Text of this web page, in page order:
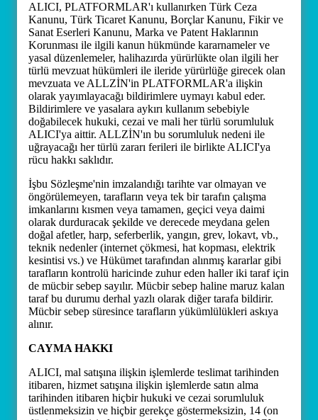
ALICI, PLATFORMLAR'ı kullanırken Türk Ceza
Kanunu, Türk Ticaret Kanunu, Borçlar Kanunu, Fikir ve
Sanat Eserleri Kanunu, Marka ve Patent Haklarının
Korunması ile ilgili kanun hükmünde kararnameler ve
yasal düzenlemeler, halihazırda yürürlükte olan ilgili her
türlü mevzuat hükümleri ile ileride yürürlüğe girecek olan
mevzuata ve ALLZİN'in PLATFORMLAR'a ilişkin
olarak yayımlayacağı bildirimlere uymayı kabul eder.
Bildirimlere ve yasalara aykırı kullanım sebebiyle
doğabilecek hukuki, cezai ve mali her türlü sorumluluk
ALICI'ya aittir. ALLZİN'ın bu sorumluluk nedeni ile
uğrayacağı her türlü zararı ferileri ile birlikte ALICI'ya
rücu hakkı saklıdır.
İşbu Sözleşme'nin imzalandığı tarihte var olmayan ve
öngörülemeyen, tarafların veya tek bir tarafın çalışma
imkanlarını kısmen veya tamamen, geçici veya daimi
olarak durduracak şekilde ve derecede meydana gelen
doğal afetler, harp, seferberlik, yangın, grev, lokavt, vb.,
teknik nedenler (internet çökmesi, hat kopması, elektrik
kesintisi vs.) ve Hükümet tarafından alınmış kararlar gibi
tarafların kontrolü haricinde zuhur eden haller iki taraf için
de mücbir sebep sayılır. Mücbir sebep haline maruz kalan
taraf bu durumu derhal yazlı olarak diğer tarafa bildirir.
Mücbir sebep süresince tarafların yükümlülükleri askıya
alınır.
CAYMA HAKKI
ALICI, mal satışına ilişkin işlemlerde teslimat tarihinden
itibaren, hizmet satışına ilişkin işlemlerde satın alma
tarihinden itibaren hiçbir hukuki ve cezai sorumluluk
üstlenmeksizin ve hiçbir gerekçe göstermeksizin, 14 (on